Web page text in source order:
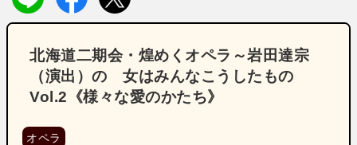
北海道二期会・煌めくオペラ～岩田達宗
（演出）の 女はみんなこうしたもの
Vol.2《様々な愛のかたち》
オペラ